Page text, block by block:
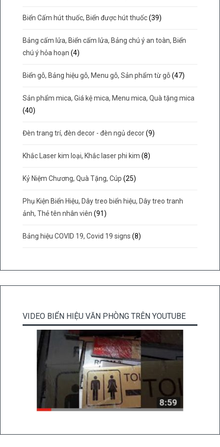
Biển Cấm hút thuốc, Biển được hút thuốc (39)
Bảng cấm lửa, Biển cấm lửa, Bảng chú ý an toàn, Biển
chú ý hỏa hoạn (4)
Biển gỗ, Bảng hiệu gỗ, Menu gỗ, Sản phẩm từ gỗ (47)
Sản phẩm mica, Giá kệ mica, Menu mica, Quà tặng mica
(40)
Đèn trang trí, đèn decor - đèn ngủ decor (9)
Khắc Laser kim loại, Khắc laser phi kim (8)
Kỷ Niệm Chương, Quà Tặng, Cúp (25)
Phụ Kiện Biển Hiệu, Dây treo biển hiệu, Dây treo tranh
ảnh, Thẻ tên nhân viên (91)
Bảng hiệu COVID 19, Covid 19 signs (8)
VIDEO BIỂN HIỆU VĂN PHÒNG TRÊN YOUTUBE